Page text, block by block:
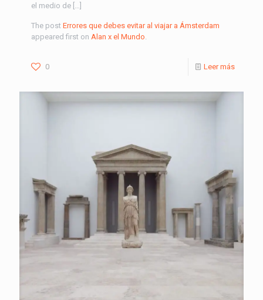
el medio de […]
The post Errores que debes evitar al viajar a Ámsterdam
appeared first on Alan x el Mundo.
0 Leer más